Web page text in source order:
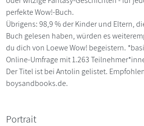
perfekte Wow!-Buch.
Übrigens: 98,9 % der Kinder und Eltern,
Buch gelesen haben, würden es
du dich von Loewe Wow! begeistern.
Online-Umfrage mit 1.263
Der Titel ist bei Antolin gelistet.
boysandbooks.de.
Portrait